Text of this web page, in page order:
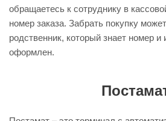
обращаетесь к сотруднику в
номер заказа. Забрать покупку
родственник, который знает номер и
оформлен.